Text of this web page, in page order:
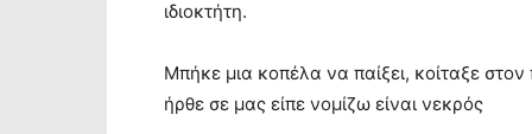
ιδιοκτήτη.
Μπήκε μια κοπέλα να παίξει, κοίταξε
ήρθε σε μας είπε νομίζω είναι νεκρός